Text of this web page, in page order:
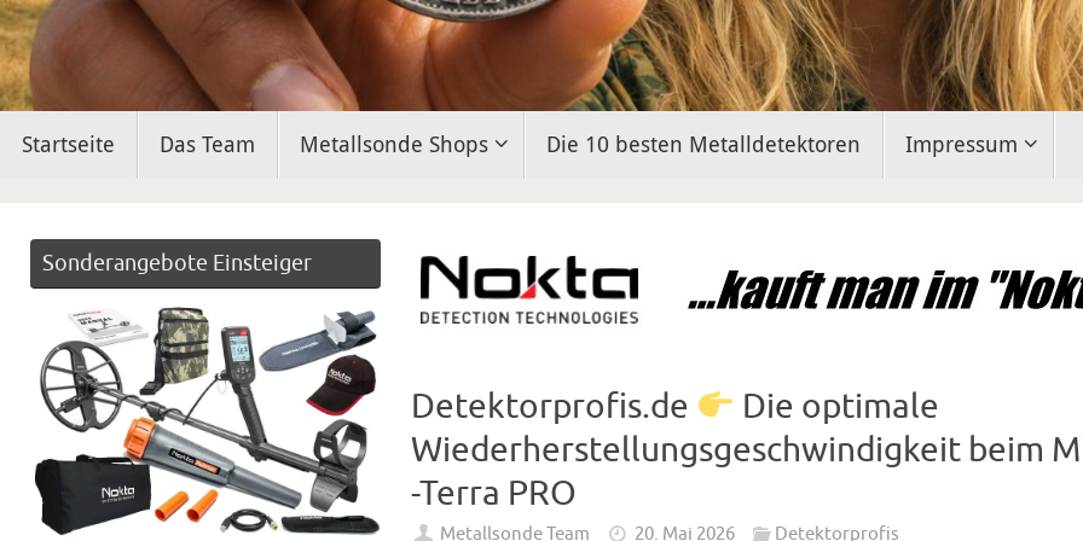
InhaltStartseite Das Team Metallsonde Shops Die 10 besten Metalldetektoren Impressum
Detektorprofis.de
Die optimale
Wiederherstellungsgeschwindigkeit beim
-Terra PRO
Metallsonde Team 20. Mai 2026 Detektorprofis
Sonderangebote Einsteiger